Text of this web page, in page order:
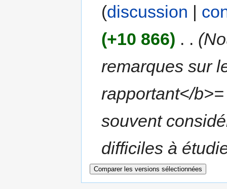
(discussion |
(+10 866) . .
remarques sur
rapportant</
souvent
difficiles à